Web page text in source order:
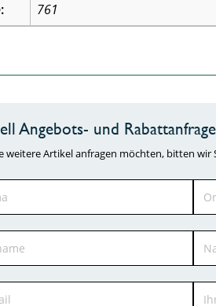
761
Angebots- und
weitere Artikel anfragen möchten, bitten